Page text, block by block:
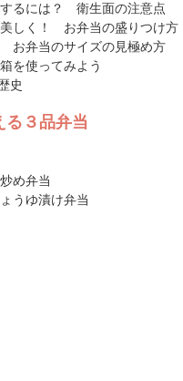
るには？ 衛生面の注意点
しく！ お弁当の盛りつけ方
弁当のサイズの見極め方
を使ってみよう
史
３品弁当
め弁当
うゆ漬け弁当